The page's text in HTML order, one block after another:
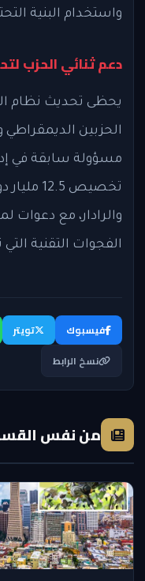
واستخدام البنية
دعم ثنائي الحزب
يحظى تحديث نظام
الحزبين
مسؤولة سابقة في
تخصيص
والرادار، مع دعوات
الفجوات التقنية التي
فيسبوك تويتر
نسخ الرابط
من نفس